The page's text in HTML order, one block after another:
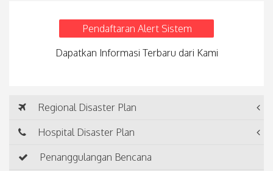
Pendaftaran Alert Sistem
Dapatkan Informasi Terbaru dari Kami
Regional Disaster Plan
Hospital Disaster Plan
Penanggulangan Bencana